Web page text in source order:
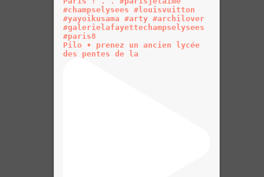
Pilo • prenez un ancien lycée
des pentes de la